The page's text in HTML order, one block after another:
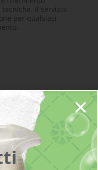
tecniche. Il servizio
per qualsiasi